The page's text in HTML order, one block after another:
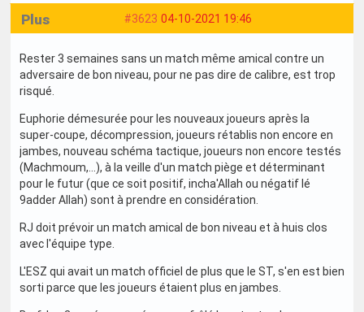
#3623 04-10-2021 19:46
Plus
Rester 3 semaines sans un match même amical contre un
adversaire de bon niveau, pour ne pas dire de calibre, est trop
risqué.
Euphorie démesurée pour les nouveaux joueurs après la
super-coupe, décompression, joueurs rétablis non encore en
jambes, nouveau schéma tactique, joueurs non encore testés
(Machmoum,...), à la veille d'un match piège et déterminant
pour le futur (que ce soit positif, incha'Allah ou négatif lé
9adder Allah) sont à prendre en considération.
RJ doit prévoir un match amical de bon niveau et à huis clos
avec l'équipe type.
L'ESZ qui avait un match officiel de plus que le ST, s'en est bien
sorti parce que les joueurs étaient plus en jambes.